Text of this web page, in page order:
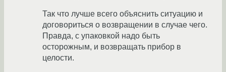
Так что лучше всего объяснить ситуацию и
договориться о возвращении в случае чего.
Правда, с упаковкой надо быть
осторожным, и возвращать прибор в
целости.